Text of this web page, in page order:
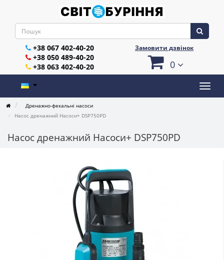
+38 067 402-40-20
+38 050 489-40-20
+38 063 402-40-20
Замовити дзвінок
0
Дренажно-фекальні насоси
Насос дренажний Насоси+ DSP750PD
Насос дренажний Насоси+ DSP750PD